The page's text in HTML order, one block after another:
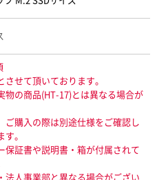
せて頂いております。
の商品(HT-17)とは異なる場合が
購入の際は別途仕様をご確認し
。
証書や説明書・箱が付属されて
人事業部と異なる場合がござい